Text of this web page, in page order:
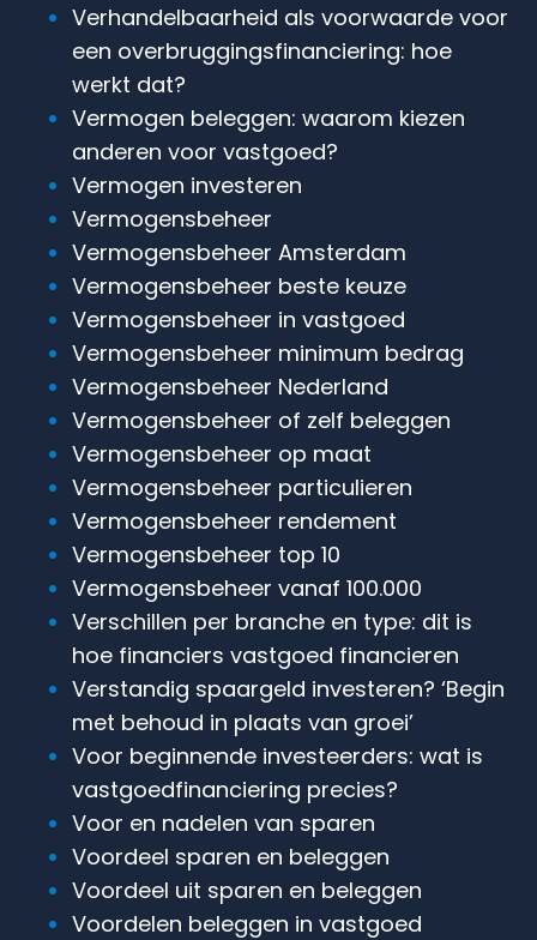
Verhandelbaarheid als voorwaarde voor
een overbruggingsfinanciering: hoe
werkt dat?
Vermogen beleggen: waarom kiezen
anderen voor vastgoed?
Vermogen investeren
Vermogensbeheer
Vermogensbeheer Amsterdam
Vermogensbeheer beste keuze
Vermogensbeheer in vastgoed
Vermogensbeheer minimum bedrag
Vermogensbeheer Nederland
Vermogensbeheer of zelf beleggen
Vermogensbeheer op maat
Vermogensbeheer particulieren
Vermogensbeheer rendement
Vermogensbeheer top 10
Vermogensbeheer vanaf 100.000
Verschillen per branche en type: dit is
hoe financiers vastgoed financieren
Verstandig spaargeld investeren? ‘Begin
met behoud in plaats van groei’
Voor beginnende investeerders: wat is
vastgoedfinanciering precies?
Voor en nadelen van sparen
Voordeel sparen en beleggen
Voordeel uit sparen en beleggen
Voordelen beleggen in vastgoed